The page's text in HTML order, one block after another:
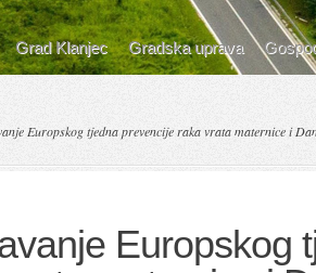
Grad Klanjec Gradska uprava
Europskog tjedna prevencije raka vrata maternice i
Europskog